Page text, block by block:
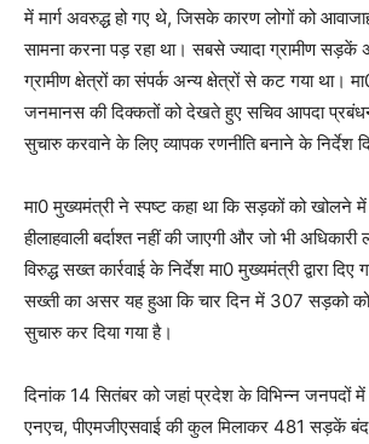
में मार्ग अवरुद्ध हो गए थे, जिसके कारण लोगों को
सामना करना पड़ रहा था। सबसे ज्यादा ग्रामीण सड़कें
ग्रामीण क्षेत्रों का संपर्क अन्य क्षेत्रों से कट गया था।
जनमानस की दिक्कतों को देखते हुए सचिव आपदा
सुचारु करवाने के लिए व्यापक रणनीति बनाने के निर्देश
मा0 मुख्यमंत्री ने स्पष्ट कहा था कि सड़कों को खोलने
हीलाहवाली बर्दाश्त नहीं की जाएगी और जो भी
विरुद्ध सख्त कार्रवाई के निर्देश मा0 मुख्यमंत्री द्वारा
सख्ती का असर यह हुआ कि चार दिन में 307 सड़को को
सुचारु कर दिया गया है।
दिनांक 14 सितंबर को जहां प्रदेश के विभिन्न जनपदों में
एनएच, पीएमजीएसवाई की कुल मिलाकर 481 सड़कें बंद